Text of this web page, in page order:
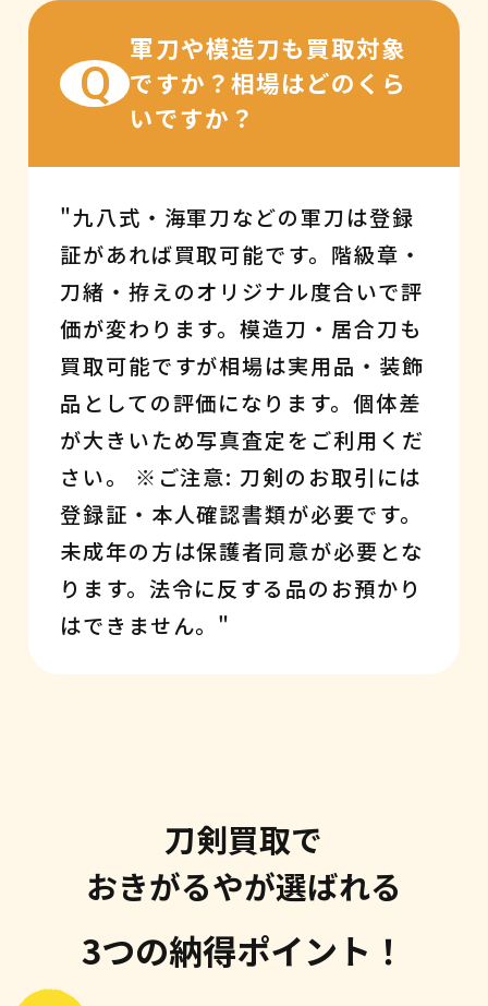
Q
軍刀や模造刀も買取対象
ですか？相場はどのくら
いですか？
"九八式・海軍刀などの軍刀は登録
証があれば買取可能です。階級章・
刀緒・拵えのオリジナル度合いで評
価が変わります。模造刀・居合刀も
買取可能ですが相場は実用品・装飾
品としての評価になります。個体差
が大きいため写真査定をご利用くだ
さい。 ※ご注意: 刀剣のお取引には
登録証・本人確認書類が必要です。
未成年の方は保護者同意が必要とな
ります。法令に反する品のお預かり
はできません。"
刀剣買取で
おきがるやが選ばれる
3つの納得ポイント！